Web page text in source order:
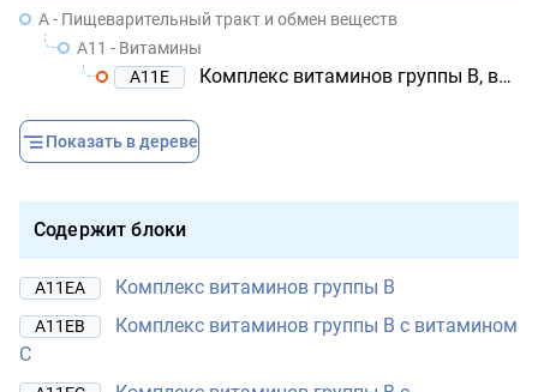
A - Пищеварительный тракт и обмен веществ
A11 - Витамины
A11E
Комплекс витаминов группы B, включая комбинации со средствами
Показать в дереве
Содержит блоки
A11EA Комплекс витаминов группы B
A11EB
Комплекс витаминов группы B с витамином
C